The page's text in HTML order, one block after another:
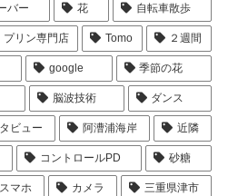
バー 花 自転車散歩
プリン専門店 Tomo ２週間
google 季節の花
脳波技術 ダンス
ビュー 阿漕浦海岸 近隣
コントロールPD 砂糖
スマホ カメラ 三重県津市